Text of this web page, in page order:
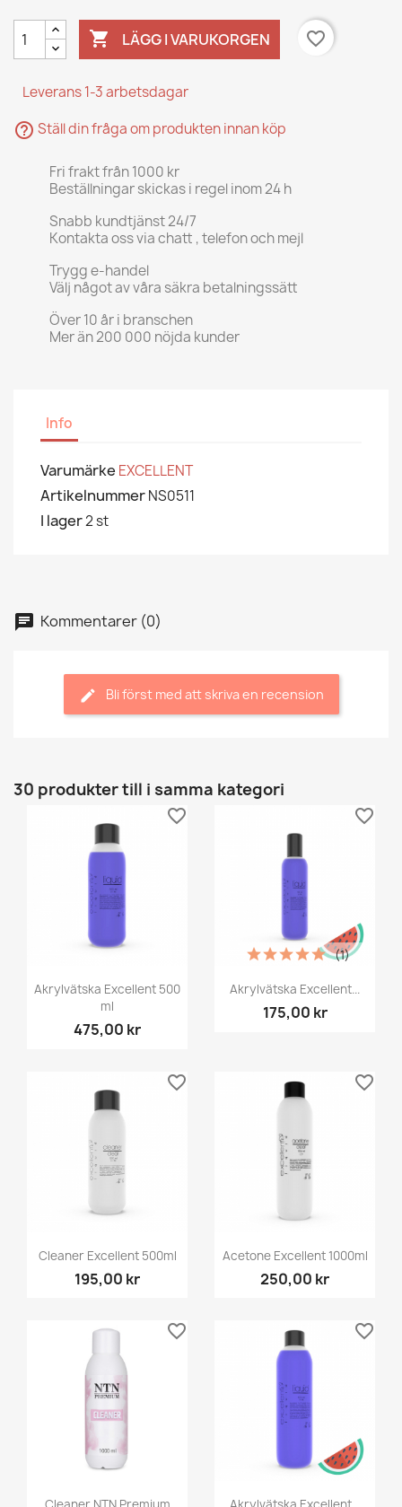
 LÄGG I VARUKORGEN favorite_border
Leverans 1-3 arbetsdagar
help_outline Ställ din fråga om produkten innan köp
Fri frakt från 1000 kr
Beställningar skickas i regel inom 24 h
Snabb kundtjänst 24/7
Kontakta oss via chatt , telefon och mejl
Trygg e-handel
Välj något av våra säkra betalningssätt
Över 10 år i branschen
Mer än 200 000 nöjda kunder
Info
Varumärke EXCELLENT
ArtikelnummerNS0511
I lager2 st
Kommentarer (0)
Bli först med att skriva en recension
30 produkter till i samma kategori
Akrylvätska Excellent 500
ml
475,00 kr
favorite_border
Akrylvätska Excellent...
175,00 kr
(1)
favorite_border
Cleaner Excellent 500ml
195,00 kr
favorite_border
Acetone Excellent 1000ml
250,00 kr
favorite_border
favorite_border favorite_border